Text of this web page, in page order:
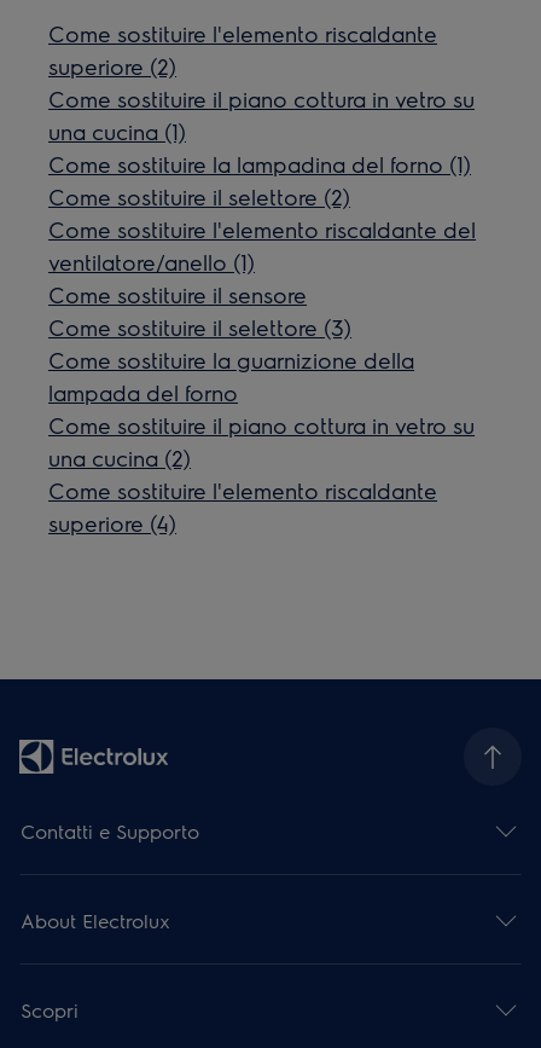
Come sostituire l'elemento riscaldante
superiore (2)
Come sostituire il piano cottura in vetro su
una cucina (1)
Come sostituire la lampadina del forno (1)
Come sostituire il selettore (2)
Come sostituire l'elemento riscaldante del
ventilatore/anello (1)
Come sostituire il sensore
Come sostituire il selettore (3)
Come sostituire la guarnizione della
lampada del forno
Come sostituire il piano cottura in vetro su
una cucina (2)
Come sostituire l'elemento riscaldante
superiore (4)
Contatti e Supporto
About Electrolux
Scopri